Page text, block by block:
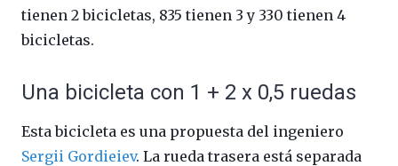
tienen 2 bicicletas, 835 tienen 3 y 330 tienen 4
bicicletas.
Una bicicleta con 1 + 2 x 0,5 ruedas
Esta bicicleta es una propuesta del ingeniero
Sergii Gordieiev. La rueda trasera está separada